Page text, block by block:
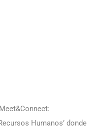
Humanos’ donde